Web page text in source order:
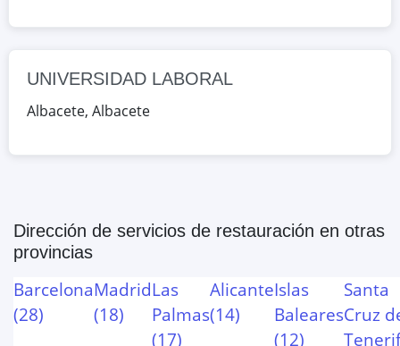
UNIVERSIDAD LABORAL
Albacete, Albacete
Dirección de servicios de restauración en otras
provincias
Barcelona
(28)
Madrid
(18)
Las
Palmas
(17)
Alicante
(14)
Islas
Baleares
(12)
Santa
Cruz